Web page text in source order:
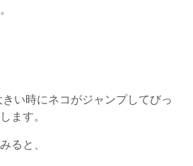
い時にネコがジャンプしてびっ
ます。
ると、